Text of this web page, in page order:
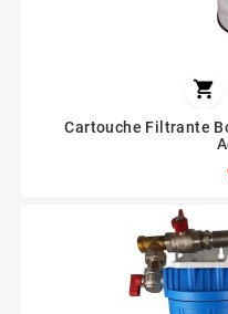

Cartouche Filtrante